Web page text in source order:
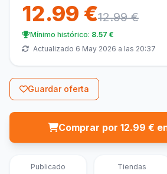
12.99 €12.99 €
Mínimo histórico: 8.57 €
Actualizado 6 May 2026 a las 20:37
Guardar oferta
Comprar por 12.99 €
Publicado Tiendas